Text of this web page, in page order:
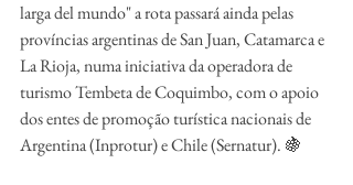
larga del mundo" a rota passará ainda pelas
províncias argentinas de San Juan, Catamarca e
La Rioja, numa iniciativa da operadora de
turismo Tembeta de Coquimbo, com o apoio
dos entes de promoção turística nacionais de
Argentina (Inprotur) e Chile (Sernatur). 🍇